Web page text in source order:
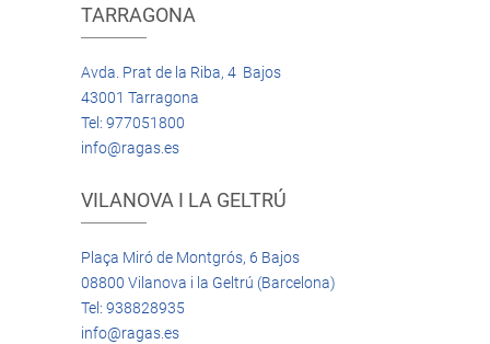
TARRAGONA
Avda. Prat de la Riba, 4 Bajos
43001 Tarragona
Tel: 977051800
info@ragas.es
VILANOVA I LA GELTRÚ
Plaça Miró de Montgrós, 6 Bajos
08800 Vilanova i la Geltrú (Barcelona)
Tel: 938828935
info@ragas.es